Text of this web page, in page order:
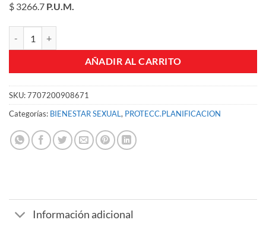
$ 3266.7 P.U.M.
AÑADIR AL CARRITO
SKU:7707200908671
Categorías: BIENESTAR SEXUAL, PROTECC.PLANIFICACION
Información adicional